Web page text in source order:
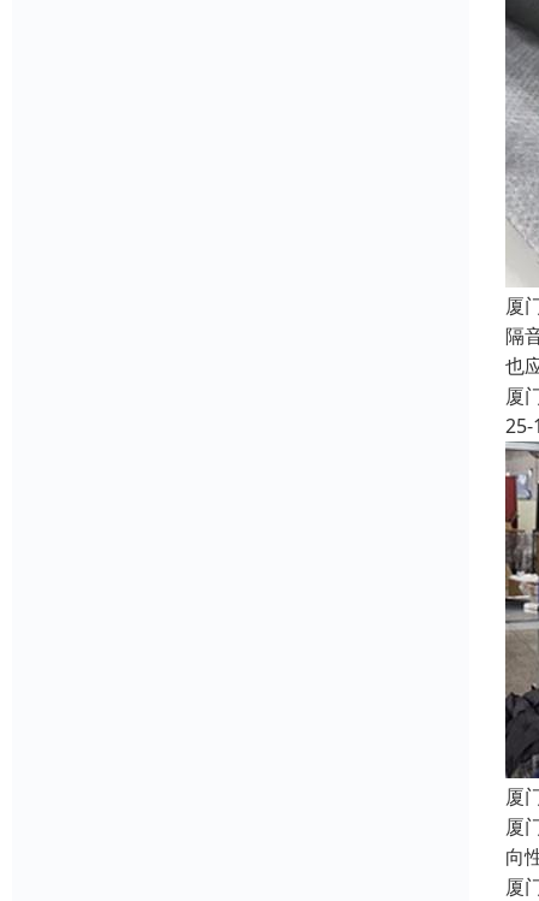
厦
隔
也
厦
25-
厦
厦
向
厦